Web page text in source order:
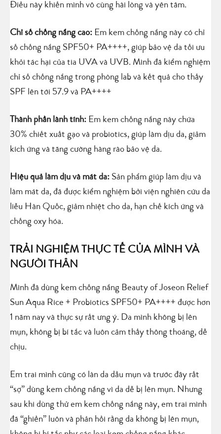
Điều này khiến mình vô cùng hài lòng và yên tâm.
Chỉ số chống nắng cao: Em kem chống nắng này có chỉ
số chống nắng SPF50+ PA++++, giúp bảo vệ da tối ưu
khỏi tác hại của tia UVA và UVB. Mình đã kiểm nghiệm
chỉ số chống nắng trong phòng lab và kết quả cho thấy
SPF lên tới 57.9 và PA++++
Thành phần lành tính: Em kem chống nắng này chứa
30% chiết xuất gạo và probiotics, giúp làm dịu da, giảm
kích ứng và tăng cường hàng rào bảo vệ da.
Hiệu quả làm dịu và mát da: Sản phẩm giúp làm dịu và
làm mát da, đã được kiểm nghiệm bởi viện nghiên cứu da
liễu Hàn Quốc, giảm nhiệt cho da, hạn chế kích ứng và
chống oxy hóa.
TRẢI NGHIỆM THỰC TẾ CỦA MÌNH VÀ
NGƯỜI THÂN
Mình đã dùng kem chống nắng Beauty of Joseon Relief
Sun Aqua Rice + Probiotics SPF50+ PA++++ được hơn
1 năm nay và thực sự rất ưng ý. Da mình không bị lên
mụn, không bị bí tắc và luôn cảm thấy thông thoáng, dễ
chịu.
Em trai mình cũng có làn da dầu mụn và trước đây rất
“sợ” dùng kem chống nắng vì da dễ bị lên mụn. Nhưng
sau khi dùng thử em kem chống nắng này, em trai mình
đã “ghiền” luôn và phản hồi rằng da không bị lên mụn,